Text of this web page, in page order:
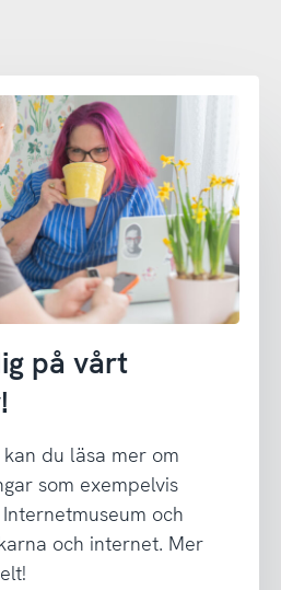
på vårt
du läsa mer om
som exempelvis
och
och internet. Mer